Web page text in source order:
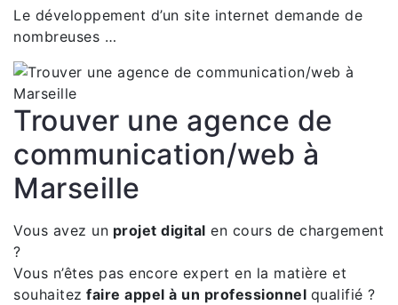
Le développement d’un site internet demande de
nombreuses …
Trouver une agence de
communication/web à
Marseille
Vous avez un projet digital en cours de chargement
?
Vous n’êtes pas encore expert en la matière et
souhaitez faire appel à un professionnel qualifié ?